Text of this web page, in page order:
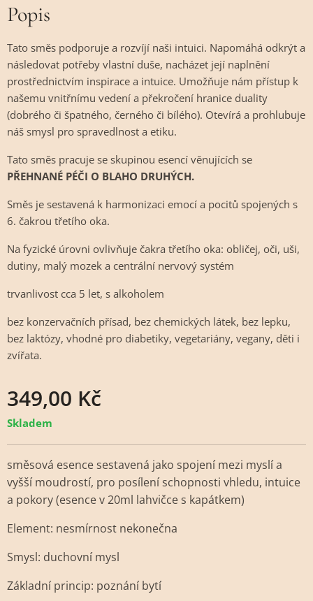
Popis
Tato směs podporuje a rozvíjí naši intuici. Napomáhá odkrýt a
následovat potřeby vlastní duše, nacházet její naplnění
prostřednictvím inspirace a intuice. Umožňuje nám přístup k
našemu vnitřnímu vedení a překročení hranice duality
(dobrého či špatného, černého či bílého). Otevírá a prohlubuje
náš smysl pro spravedlnost a etiku.
Tato směs pracuje se skupinou esencí věnujících se
PŘEHNANÉ PÉČI O BLAHO DRUHÝCH.
Směs je sestavená k harmonizaci emocí a pocitů spojených s
6. čakrou třetího oka.
Na fyzické úrovni ovlivňuje čakra třetího oka: obličej, oči, uši,
dutiny, malý mozek a centrální nervový systém
trvanlivost cca 5 let, s alkoholem
bez konzervačních přísad, bez chemických látek, bez lepku,
bez laktózy, vhodné pro diabetiky, vegetariány, vegany, děti i
zvířata.
349,00 Kč
Skladem
směsová esence sestavená jako spojení mezi myslí a
vyšší moudrostí, pro posílení schopnosti vhledu, intuice
a pokory (esence v 20ml lahvičce s kapátkem)
Element: nesmírnost nekonečna
Smysl: duchovní mysl
Základní princip: poznání bytí